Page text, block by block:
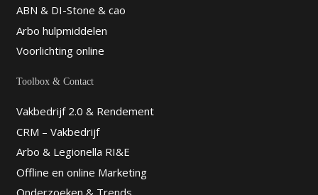
ABN & DI-Stone & cao
Arbo hulpmiddelen
Voorlichting online
Toolbox & Contact
Vakbedrijf 2.0 & Rendement
CRM – Vakbedrijf
Arbo & Legionella RI&E
Offline en online Marketing
Onderzoeken & Trends